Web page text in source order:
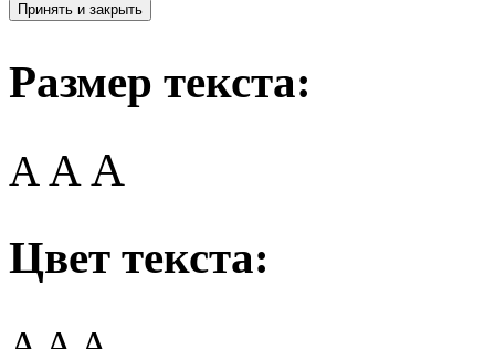
Принять и закрыть
Размер текста:
A AA
Цвет текста: